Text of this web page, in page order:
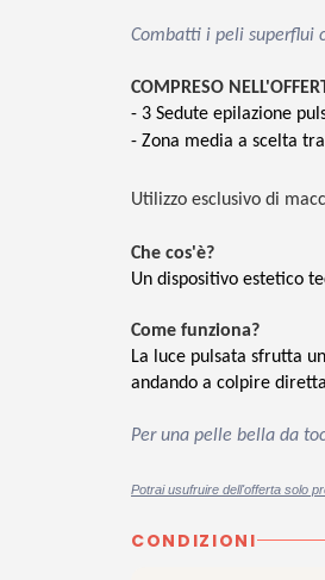
Combatti i peli superflui
COMPRESO
- 3 Sedute epilazione
- Zona media a scelta
Utilizzo esclusivo di
Che cos'è?
Un dispositivo estetico
Come funziona?
La luce pulsata sfrutta
andando a colpire
Per una pelle bella da
Potrai usufruire dell'offerta solo
CONDIZIONI